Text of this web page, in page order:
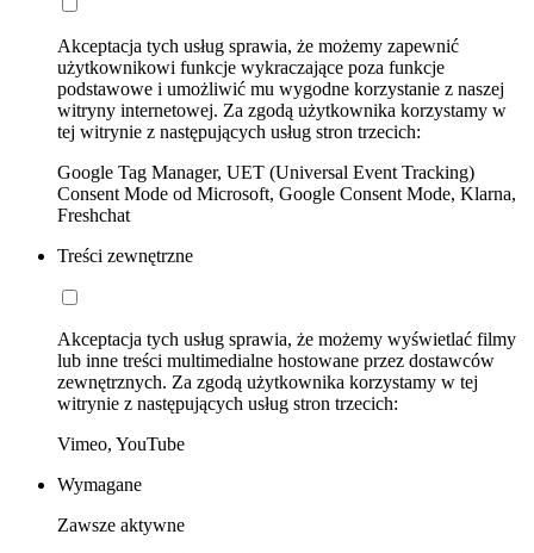
Akceptacja tych usług sprawia, że możemy zapewnić
użytkownikowi funkcje wykraczające poza funkcje
podstawowe i umożliwić mu wygodne korzystanie z naszej
witryny internetowej. Za zgodą użytkownika korzystamy w
tej witrynie z następujących usług stron trzecich:
Google Tag Manager, UET (Universal Event Tracking)
Consent Mode od Microsoft, Google Consent Mode, Klarna,
Freshchat
Treści zewnętrzne
Akceptacja tych usług sprawia, że możemy wyświetlać filmy
lub inne treści multimedialne hostowane przez dostawców
zewnętrznych. Za zgodą użytkownika korzystamy w tej
witrynie z następujących usług stron trzecich:
Vimeo, YouTube
Wymagane
Zawsze aktywne